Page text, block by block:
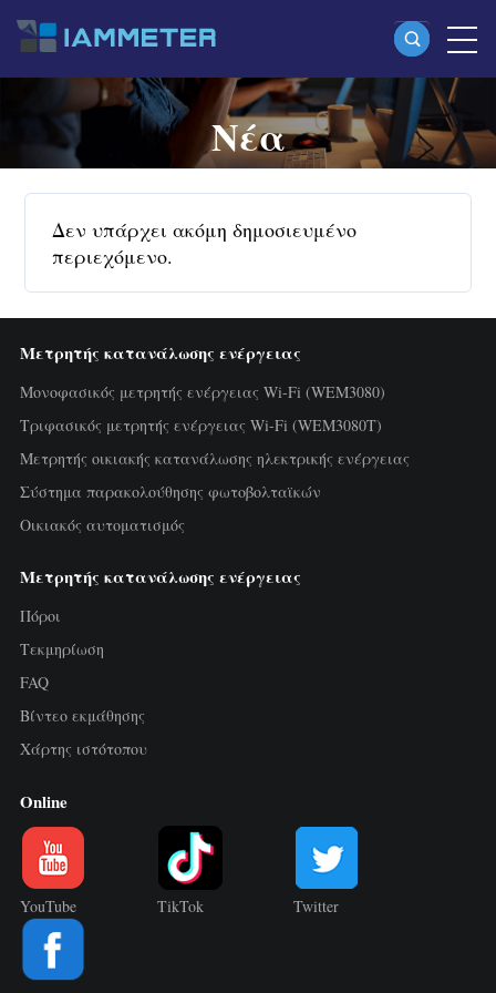
Προϊόντα
Μονοφασικός μετρητής ενέργειας Wi-Fi
Split-phase μετρητής ενέργειας Wi-Fi
(WEM2067)
Τριφασικός μετρητής ενέργειας Wi-Fi
(WEM3046T)
Τριφασικός μετρητής ενέργειας Wi-Fi
Ελεγκτής ισχύος WiFi
Φορτιστής EV
Προσομοιωτής IAMMETER
Σύστημα ενεργειακής πρόβλεψης και
προσομοίωσης
Νέα
Δεν υπάρχει ακόμη δημοσιευμένο
περιεχόμενο.
Μετρητής κατανάλωσης ενέργειας
Μονοφασικός μετρητής ενέργειας Wi-Fi (WEM3080)
Τριφασικός μετρητής ενέργειας Wi-Fi (WEM3080T)
Μετρητής οικιακής κατανάλωσης ηλεκτρικής ενέργειας
Σύστημα παρακολούθησης φωτοβολταϊκών
Οικιακός αυτοματισμός
Μετρητής κατανάλωσης ενέργειας
Πόροι
Τεκμηρίωση
FAQ
Βίντεο εκμάθησης
Χάρτης ιστότοπου
Online
YouTube TikTok Twitter